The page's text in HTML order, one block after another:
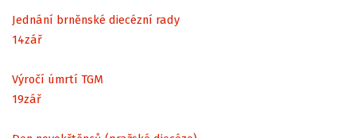
Jednání brněnské diecézní rady
14zář
Výročí úmrtí TGM
19zář